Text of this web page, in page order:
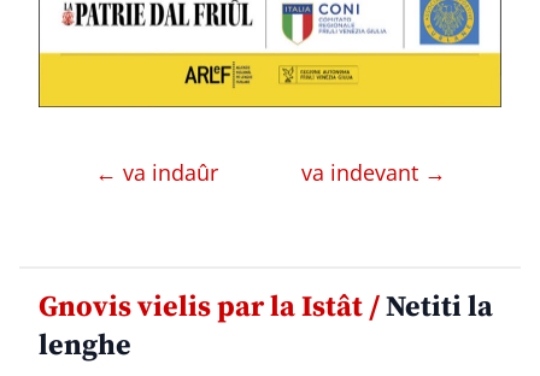
← va indaûr va indevant →
Gnovis vielis par la Istât /Netiti la
lenghe